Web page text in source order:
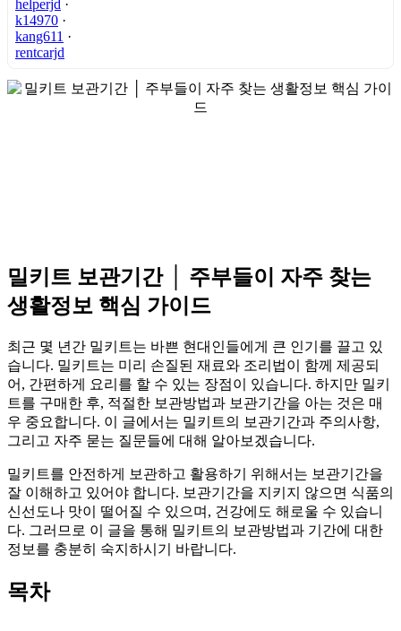
helperjd ·
k14970 ·
kang611 ·
rentcarjd
밀키트 보관기간 │ 주부들이 자주 찾는
생활정보 핵심 가이드
최근 몇 년간 밀키트는 바쁜 현대인들에게 큰 인기를 끌고 있
습니다. 밀키트는 미리 손질된 재료와 조리법이 함께 제공되
어, 간편하게 요리를 할 수 있는 장점이 있습니다. 하지만 밀키
트를 구매한 후, 적절한 보관방법과 보관기간을 아는 것은 매
우 중요합니다. 이 글에서는 밀키트의 보관기간과 주의사항,
그리고 자주 묻는 질문들에 대해 알아보겠습니다.
밀키트를 안전하게 보관하고 활용하기 위해서는 보관기간을
잘 이해하고 있어야 합니다. 보관기간을 지키지 않으면 식품의
신선도나 맛이 떨어질 수 있으며, 건강에도 해로울 수 있습니
다. 그러므로 이 글을 통해 밀키트의 보관방법과 기간에 대한
정보를 충분히 숙지하시기 바랍니다.
목차